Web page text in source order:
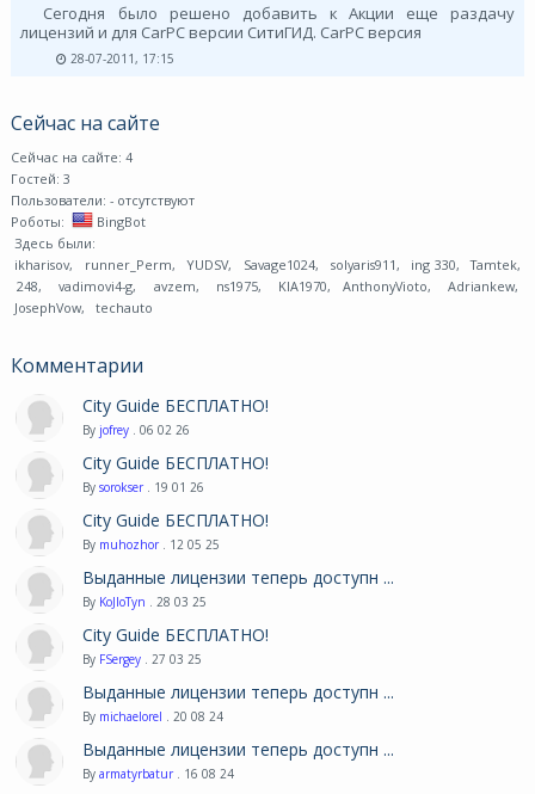
Сегодня было решено добавить к Акции еще раздачу
лицензий и для CarPC версии СитиГИД. CarPC версия
28-07-2011, 17:15
Сейчас на сайте
Сейчас на сайте: 4
Гостей: 3
Пользователи: - отсутствуют
Роботы:
BingBot
Здесь были:
ikharisov, runner_Perm, YUDSV, Savage1024, solyaris911, ing 330, Tamtek,
248, vadimovi4-g, avzem, ns1975, KIA1970, AnthonyVioto, Adriankew,
JosephVow, techauto
Комментарии
City Guide БЕСПЛАТНО!
By jofrey . 06 02 26
City Guide БЕСПЛАТНО!
By sorokser . 19 01 26
City Guide БЕСПЛАТНО!
By muhozhor . 12 05 25
Выданные лицензии теперь доступн ...
By KoJIoTyn . 28 03 25
City Guide БЕСПЛАТНО!
By FSergey . 27 03 25
Выданные лицензии теперь доступн ...
By michaelorel . 20 08 24
Выданные лицензии теперь доступн ...
By armatyrbatur . 16 08 24